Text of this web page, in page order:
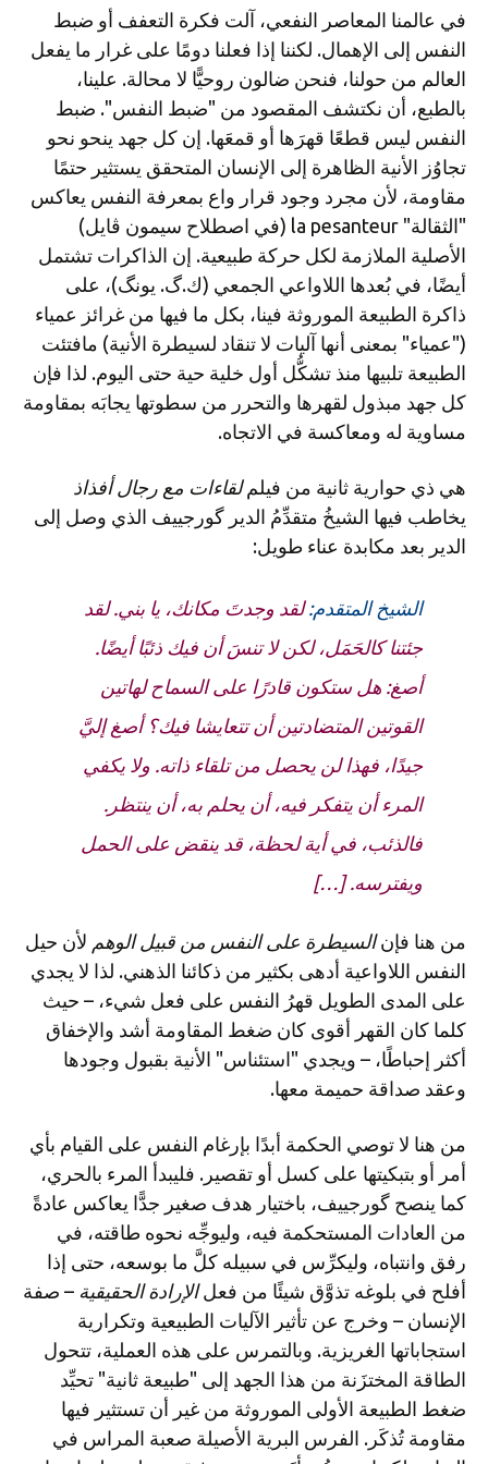
في عالمنا المعاصر النفعي، آلت فكرة التعفف أو ضبط
النفس إلى الإهمال. لكننا إذا فعلنا دومًا على غرار ما يفعل
العالم من حولنا، فنحن ضالون روحيًّا لا محالة. علينا،
بالطبع، أن نكتشف المقصود من "ضبط النفس". ضبط
النفس ليس قطعًا قهرَها أو قمعَها. إن كل جهد ينحو نحو
تجاوُز الأنية الظاهرة إلى الإنسان المتحقق يستثير حتمًا
مقاومة، لأن مجرد وجود قرار واع بمعرفة النفس يعاكس
"الثقالة" la pesanteur (في اصطلاح سيمون ڤايل)
الأصلية الملازمة لكل حركة طبيعية. إن الذاكرات تشتمل
أيضًا، في بُعدها اللاواعي الجمعي (ك.گ. يونگ)، على
ذاكرة الطبيعة الموروثة فينا، بكل ما فيها من غرائز عمياء
("عمياء" بمعنى أنها آليات لا تنقاد لسيطرة الأنية) مافتئت
الطبيعة تلبيها منذ تشكُّل أول خلية حية حتى اليوم. لذا فإن
كل جهد مبذول لقهرها والتحرر من سطوتها يجابَه بمقاومة
مساوية له ومعاكسة في الاتجاه.
هي ذي حوارية ثانية من فيلملقاءات مع رجال أفذاذ
يخاطب فيها الشيخُ متقدِّمُ الدير گورجييف الذي وصل إلى
الدير بعد مكابدة عناء طويل:
الشيخ المتقدم:لقد وجدتَ مكانك، يا بني. لقد
جئتنا كالحَمَل، لكن لا تنسَ أن فيك ذئبًا أيضًا.
أصغ: هل ستكون قادرًا على السماح لهاتين
القوتين المتضادتين أن تتعايشا فيك؟ أصغ إليَّ
جيدًا، فهذا لن يحصل من تلقاء ذاته. ولا يكفي
المرء أن يتفكر فيه، أن يحلم به، أن ينتظر.
فالذئب، في أية لحظة، قد ينقض على الحمل
ويفترسه. […]
من هنا فإنالسيطرة على النفس من قبيل الوهم لأن حيل
النفس اللاواعية أدهى بكثير من ذكائنا الذهني. لذا لا يجدي
على المدى الطويل قهرُ النفس على فعل شيء، – حيث
كلما كان القهر أقوى كان ضغط المقاومة أشد والإخفاق
أكثر إحباطًا، – ويجدي "استئناس" الأنية بقبول وجودها
وعقد صداقة حميمة معها.
من هنا لا توصي الحكمة أبدًا بإرغام النفس على القيام بأي
أمر أو بتبكيتها على كسل أو تقصير. فليبدأ المرء بالحري،
كما ينصح گورجييف، باختيار هدف صغير جدًّا يعاكس عادةً
من العادات المستحكمة فيه، وليوجِّه نحوه طاقته، في
رفق وانتباه، وليكرِّس في سبيله كلَّ ما بوسعه، حتى إذا
أفلح في بلوغه تذوَّق شيئًا من فعلالإرادة الحقيقية – صفة
الإنسان – وخرج عن تأثير الآليات الطبيعية وتكرارية
استجاباتها الغريزية. وبالتمرس على هذه العملية، تتحول
الطاقة المختزَنة من هذا الجهد إلى "طبيعة ثانية" تحيِّد
ضغط الطبيعة الأولى الموروثة من غير أن تستثير فيها
مقاومة تُذكَر. الفرس البرية الأصيلة صعبة المراس في